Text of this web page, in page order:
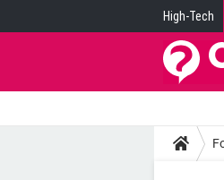
High-Tech